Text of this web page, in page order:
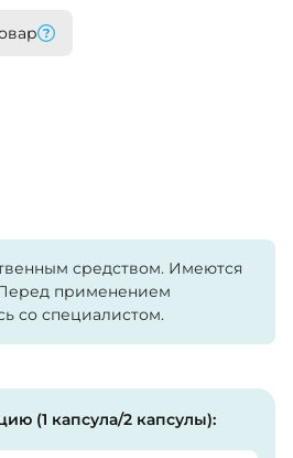
средством. Имеются
применением
со специалистом.
(1 капсула/2 капсулы):